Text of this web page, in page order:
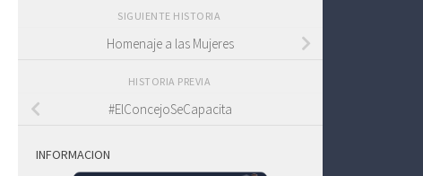
SIGUIENTE HISTORIA
Homenaje a las Mujeres
HISTORIA PREVIA
#ElConcejoSeCapacita
INFORMACION